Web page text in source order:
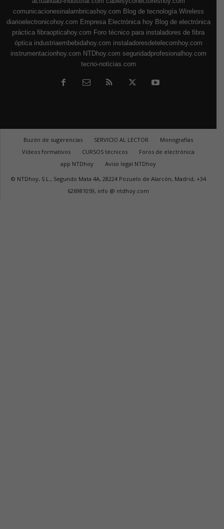
comunicacionesinalambricashoy.com Blog de tecnología Wireless
diarioelectronicohoy.com Empresa Electrónica hoy Blog de electrónica
práctica fibraopticahoy.com Foro técnico para instaladores de fibra
óptica industriaembebidahoy.com instaladoresdetelecomhoy.com
instrumentacionhoy.com NTDhoy.com seguridadprofesionalhoy.com
tecno-noticias.com
Buzón de sugerencias SERVICIO AL LECTOR
Monografías
Vídeos formativos
CURSOS técnicos
Foros de electrónica
app NTDhoy
Aviso legal NTDhoy
© NTDhoy, S.L., Segundo Mata 4A, 28224 Pozuelo de Alarcón, Madrid, +34
626981059, info @ ntdhoy.com